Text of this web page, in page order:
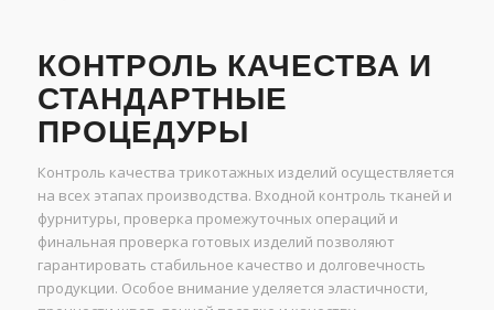
КОНТРОЛЬ КАЧЕСТВА И
СТАНДАРТНЫЕ
ПРОЦЕДУРЫ
Контроль качества трикотажных изделий осуществляется
на всех этапах производства. Входной контроль тканей и
фурнитуры, проверка промежуточных операций и
финальная проверка готовых изделий позволяют
гарантировать стабильное качество и долговечность
продукции. Особое внимание уделяется эластичности,